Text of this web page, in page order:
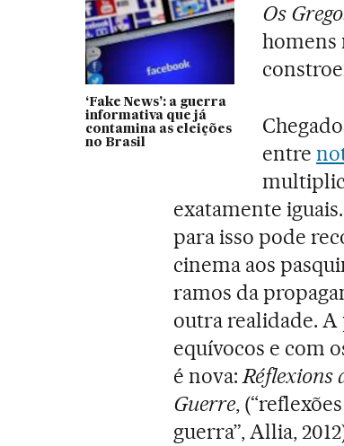
‘Fake News’: a guerra
informativa que já
contamina as eleições
no Brasil
Os
homens
entre
exatamente
para isso pode
cinema aos
ramos da
outra realidade. A
equívocos e com
é nova:Réflexions
Guerre,
guerra”, Allia,